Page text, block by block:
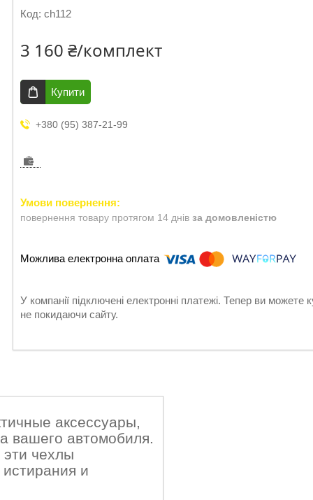
Код: ch112
3 160 ₴/комплект
Купити
+380 (95) 387-21-99
повернення товару протягом 14 днів за домовленістю
У компанії підключені електронні платежі. Тепер ви можете
не покидаючи сайту.
аксессуары,
вашего автомобиля.
эти чехлы
и